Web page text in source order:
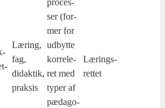
Læring,
fag,
didak­tik,
prak­sis
pro­ces­
ser (for­
mer for
udbyt­te
kor­re­le­
ret med
typer af
pæda­go­
Lærings­
ret­tet